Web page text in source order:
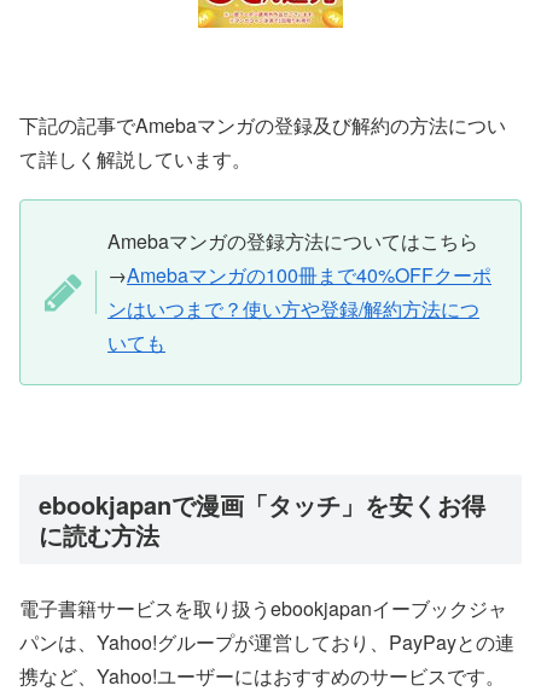
下記の記事でAmebaマンガの登録及び解約の方法につい
て詳しく解説しています。
Amebaマンガの登録方法についてはこちら
→Amebaマンガの100冊まで40%OFFクーポ
ンはいつまで？使い方や登録/解約方法につ
いても
ebookjapanで漫画「タッチ」を安くお得
に読む方法
電子書籍サービスを取り扱うebookjapanイーブックジャ
パンは、Yahoo!グループが運営しており、PayPayとの連
携など、Yahoo!ユーザーにはおすすめのサービスです。